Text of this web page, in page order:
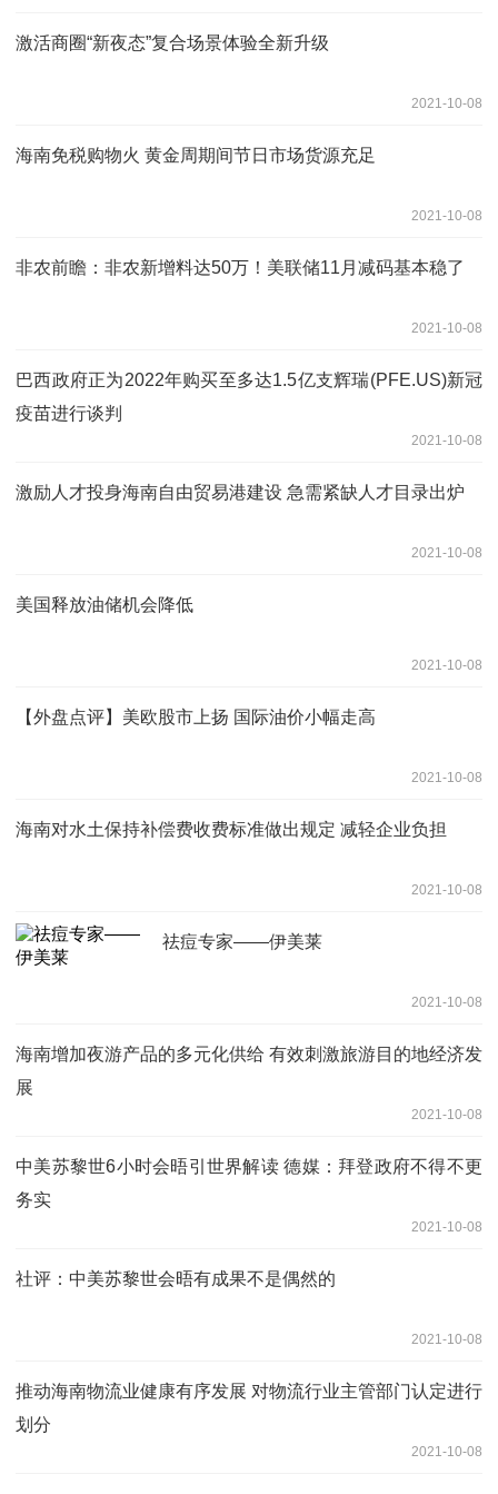
激活商圈“新夜态”复合场景体验全新升级
2021-10-08
海南免税购物火 黄金周期间节日市场货源充足
2021-10-08
非农前瞻：非农新增料达50万！美联储11月减码基本稳了
2021-10-08
巴西政府正为2022年购买至多达1.5亿支辉瑞(PFE.US)新冠
疫苗进行谈判
2021-10-08
激励人才投身海南自由贸易港建设 急需紧缺人才目录出炉
2021-10-08
美国释放油储机会降低
2021-10-08
【外盘点评】美欧股市上扬 国际油价小幅走高
2021-10-08
海南对水土保持补偿费收费标准做出规定 减轻企业负担
2021-10-08
祛痘专家——伊美莱
2021-10-08
海南增加夜游产品的多元化供给 有效刺激旅游目的地经济发
展
2021-10-08
中美苏黎世6小时会晤引世界解读 德媒：拜登政府不得不更
务实
2021-10-08
社评：中美苏黎世会晤有成果不是偶然的
2021-10-08
推动海南物流业健康有序发展 对物流行业主管部门认定进行
划分
2021-10-08